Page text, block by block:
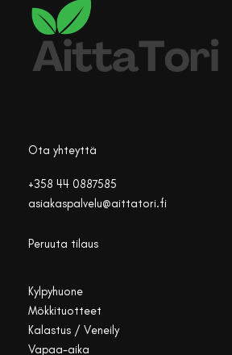
Ota yhteyttä
+358 44 0887585
asiakaspalvelu@aittatori.fi
Peruuta tilaus
Kylpyhuone
Mökkituotteet
Kalastus / Veneily
Vapaa-aika